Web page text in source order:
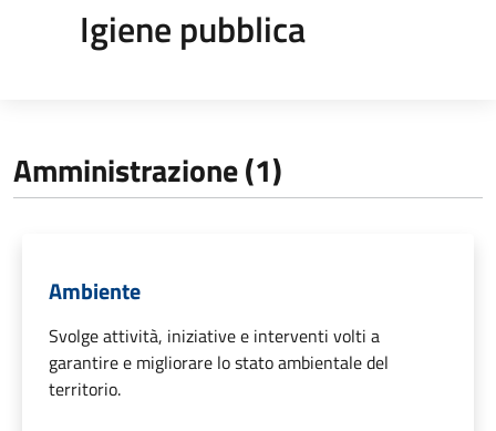
Igiene pubblica
Amministrazione (1)
Ambiente
Svolge attività, iniziative e interventi volti a
garantire e migliorare lo stato ambientale del
territorio.